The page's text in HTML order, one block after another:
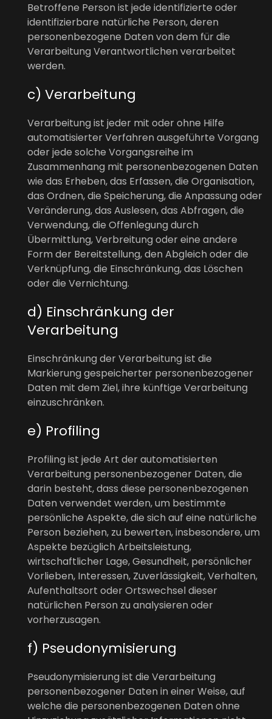
Betroffene Person ist jede identifizierte oder
identifizierbare natürliche Person, deren
personenbezogene Daten von dem für die
Verarbeitung Verantwortlichen verarbeitet
werden.
c) Verarbeitung
Verarbeitung ist jeder mit oder ohne Hilfe
automatisierter Verfahren ausgeführte Vorgang
oder jede solche Vorgangsreihe im
Zusammenhang mit personenbezogenen Daten
wie das Erheben, das Erfassen, die Organisation,
das Ordnen, die Speicherung, die Anpassung oder
Veränderung, das Auslesen, das Abfragen, die
Verwendung, die Offenlegung durch
Übermittlung, Verbreitung oder eine andere
Form der Bereitstellung, den Abgleich oder die
Verknüpfung, die Einschränkung, das Löschen
oder die Vernichtung.
d) Einschränkung der
Verarbeitung
Einschränkung der Verarbeitung ist die
Markierung gespeicherter personenbezogener
Daten mit dem Ziel, ihre künftige Verarbeitung
einzuschränken.
e) Profiling
Profiling ist jede Art der automatisierten
Verarbeitung personenbezogener Daten, die
darin besteht, dass diese personenbezogenen
Daten verwendet werden, um bestimmte
persönliche Aspekte, die sich auf eine natürliche
Person beziehen, zu bewerten, insbesondere, um
Aspekte bezüglich Arbeitsleistung,
wirtschaftlicher Lage, Gesundheit, persönlicher
Vorlieben, Interessen, Zuverlässigkeit, Verhalten,
Aufenthaltsort oder Ortswechsel dieser
natürlichen Person zu analysieren oder
vorherzusagen.
f) Pseudonymisierung
Pseudonymisierung ist die Verarbeitung
personenbezogener Daten in einer Weise, auf
welche die personenbezogenen Daten ohne